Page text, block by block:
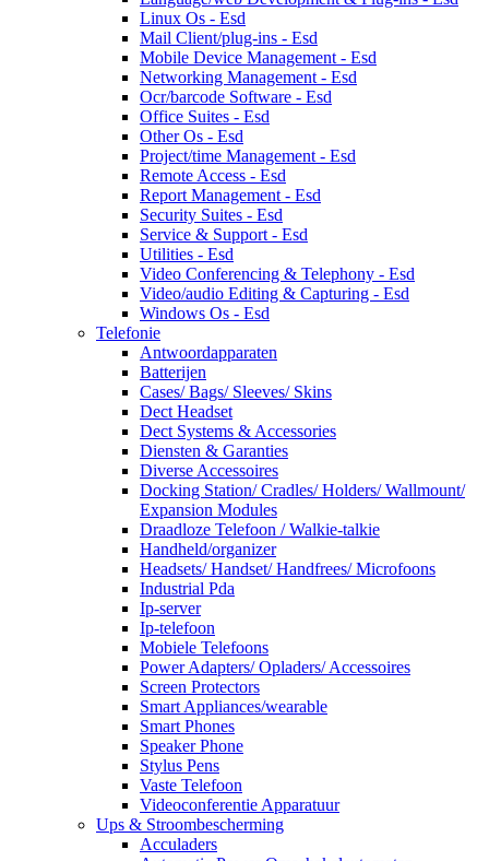
Linux Os - Esd
Mail Client/plug-ins - Esd
Mobile Device Management - Esd
Networking Management - Esd
Ocr/barcode Software - Esd
Office Suites - Esd
Other Os - Esd
Project/time Management - Esd
Remote Access - Esd
Report Management - Esd
Security Suites - Esd
Service & Support - Esd
Utilities - Esd
Video Conferencing & Telephony - Esd
Video/audio Editing & Capturing - Esd
Windows Os - Esd
Telefonie
Antwoordapparaten
Batterijen
Cases/ Bags/ Sleeves/ Skins
Dect Headset
Dect Systems & Accessories
Diensten & Garanties
Diverse Accessoires
Docking Station/ Cradles/ Holders/ Wallmount/
Expansion Modules
Draadloze Telefoon / Walkie-talkie
Handheld/organizer
Headsets/ Handset/ Handfrees/ Microfoons
Industrial Pda
Ip-server
Ip-telefoon
Mobiele Telefoons
Power Adapters/ Opladers/ Accessoires
Screen Protectors
Smart Appliances/wearable
Smart Phones
Speaker Phone
Stylus Pens
Vaste Telefoon
Videoconferentie Apparatuur
Ups & Stroombescherming
Acculaders